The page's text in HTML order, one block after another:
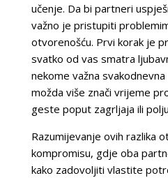
učenje. Da bi partneri
važno je pristupiti
otvorenošću. Prvi korak je
svatko od vas smatra
nekome važna
možda više znači vrijeme
geste poput zagrljaja ili
Razumijevanje ovih razlika
kompromisu, gdje oba
kako zadovoljiti vlastite